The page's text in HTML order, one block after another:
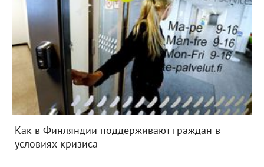
Как в Финляндии поддерживают граждан в
условиях кризиса